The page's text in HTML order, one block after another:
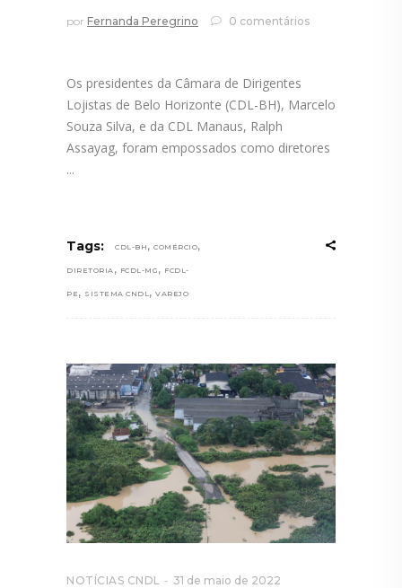
por Fernanda Peregrino 0 comentários
Os presidentes da Câmara de Dirigentes
Lojistas de Belo Horizonte (CDL-BH), Marcelo
Souza Silva, e da CDL Manaus, Ralph
Assayag, foram empossados como diretores
Tags: CDL-BH , COMÉRCIO,
DIRETORIA , FCDL-MG , FCDL-
PE , SISTEMA CNDL , VAREJO
NOTÍCIAS CNDL 31 de maio de 2022